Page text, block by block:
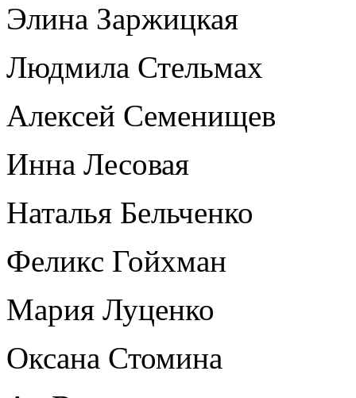
Элина Заржицкая
Людмила Стельмах
Алексей Семенищев
Инна Лесовая
Наталья Бельченко
Феликс Гойхман
Мария Луценко
Оксана Стомина